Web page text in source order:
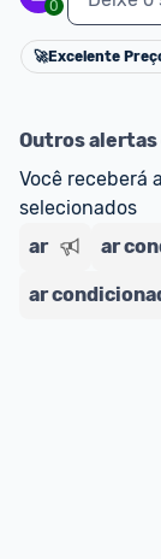
0
🚀Excelente
Outros alertas
Você receberá
selecionados
ar
ar
ar